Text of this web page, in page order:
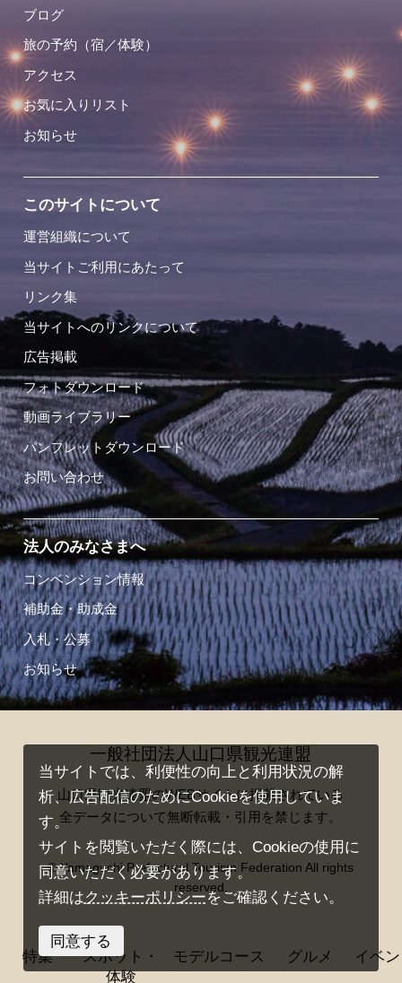
ブログ
旅の予約（宿／体験）
アクセス
お気に入りリスト
お知らせ
このサイトについて
運営組織について
当サイトご利用にあたって
リンク集
当サイトへのリンクについて
広告掲載
フォトダウンロード
動画ライブラリー
パンフレットダウンロード
お問い合わせ
法人のみなさまへ
コンベンション情報
補助金・助成金
入札・公募
お知らせ
一般社団法人山口県観光連盟
山口県観光連盟のWEBサイトに掲載されている
全データについて無断転載・引用を禁じます。
© Yamaguchi Prefectural Tourism Federation All rights
reserved.
特集
スポット・
体験
モデルコース グルメ イベ
当サイトでは、利便性の向上と利用状況の解
析、広告配信のためにCookieを使用していま
す。
サイトを閲覧いただく際には、Cookieの使用に
同意いただく必要があります。
詳細はクッキーポリシーをご確認ください。
同意する